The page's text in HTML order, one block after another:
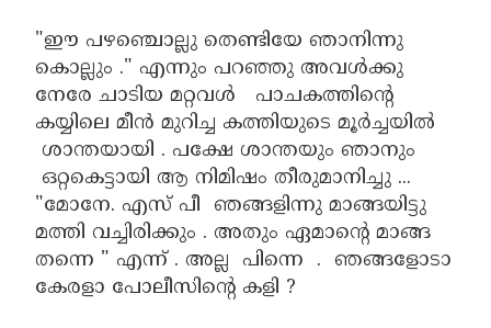
"ഈ പഴഞ്ചൊല്ലു തെണ്ടിയേ ഞാനിന്നു
കൊല്ലും ." എന്നും പറഞ്ഞു അവൾക്കു
നേരേ ചാടിയ മറ്റവൾ പാചകത്തിന്റെ
കയ്യിലെ മീൻ മുറിച്ച കത്തിയുടെ മൂർച്ചയിൽ
ശാന്തയായി . പക്ഷേ ശാന്തയും ഞാനും
ഒറ്റകെട്ടായി ആ നിമിഷം തീരുമാനിച്ചു ...
"മോനേ. എസ് പീ ഞങ്ങളിന്നു മാങ്ങയിട്ടു
മത്തി വച്ചിരിക്കും . അതും ഏമാന്റെ മാങ്ങ
തന്നെ " എന്ന് . അല്ല പിന്നെ . ഞങ്ങളോടാ
കേരളാ പോലീസിന്റെ കളി ?